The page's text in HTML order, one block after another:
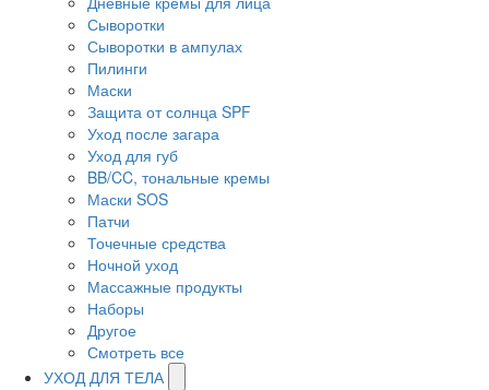
Сыворотки
Сыворотки в ампулах
Пилинги
Маски
Защита от солнца SPF
Уход после загара
Уход для губ
BB/CC, тональные кремы
Маски SOS
Патчи
Точечные средства
Ночной уход
Массажные продукты
Наборы
Другое
Смотреть все
УХОД ДЛЯ ТЕЛА